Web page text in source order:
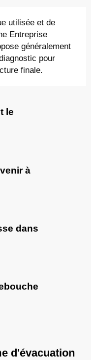
utilisée et de
Entreprise
généralement
pour
finale.
le
à
dans
d'évacuation